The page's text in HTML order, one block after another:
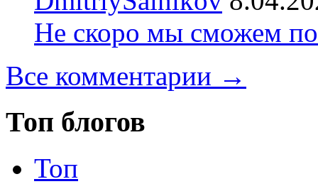
Не скоро мы сможем
Все комментарии →
Топ блогов
Топ